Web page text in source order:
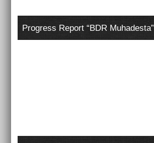
Progress Report “BDR Muhadesta”